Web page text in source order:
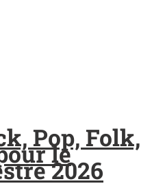
Pop, Folk,
le
2026